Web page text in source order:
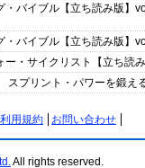
・バイブル【立ち読み版】
・バイブル【立ち読み版
ー・サイクリスト【立ち読
プリント・パワーを鍛え
利用規約 お問い合わせ
All rights reserved.